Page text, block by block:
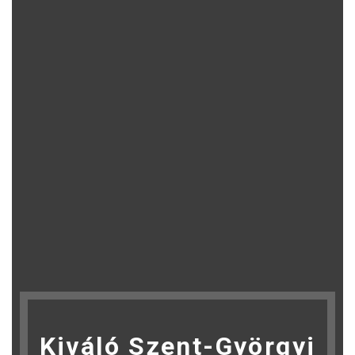
Kiváló Szent-Györgyi